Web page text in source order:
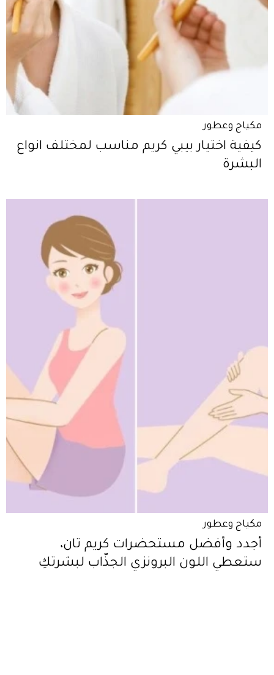
مكياج وعطور
كيفية اختيار بيبي كريم مناسب لمختلف انواع
البشرة
مكياج وعطور
أجدد وأفضل مستحضرات كريم تان،
ستعطي اللون البرونزي الجذّاب لبشرتكِ